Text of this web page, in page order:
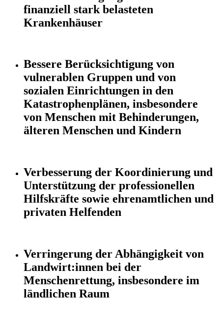
finanziell stark belasteten
Krankenhäuser
Bessere Berücksichtigung von
vulnerablen Gruppen und von
sozialen Einrichtungen in den
Katastrophenplänen, insbesondere
von Menschen mit Behinderungen,
älteren Menschen und Kindern
Verbesserung der Koordinierung und
Unterstützung der professionellen
Hilfskräfte sowie ehrenamtlichen und
privaten Helfenden
Verringerung der Abhängigkeit von
Landwirt:innen bei der
Menschenrettung, insbesondere im
ländlichen Raum